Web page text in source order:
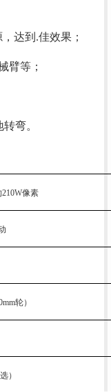
达到.佳效果；
臂等；
弯。
210W像素
轮）
）